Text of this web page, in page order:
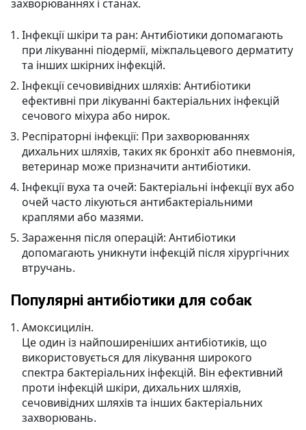
захворюваннях і станах.
Інфекції шкіри та ран: Антибіотики допомагають
при лікуванні піодермії, міжпальцевого дерматиту
та інших шкірних інфекцій.
Інфекції сечовивідних шляхів: Антибіотики
ефективні при лікуванні бактеріальних інфекцій
сечового міхура або нирок.
Респіраторні інфекції: При захворюваннях
дихальних шляхів, таких як бронхіт або пневмонія,
ветеринар може призначити антибіотики.
Інфекції вуха та очей: Бактеріальні інфекції вух або
очей часто лікуються антибактеріальними
краплями або мазями.
Зараження після операцій: Антибіотики
допомагають уникнути інфекцій після хірургічних
втручань.
Популярні антибіотики для собак
Амоксицилін.
Це один із найпоширеніших антибіотиків, що
використовується для лікування широкого
спектра бактеріальних інфекцій. Він ефективний
проти інфекцій шкіри, дихальних шляхів,
сечовивідних шляхів та інших бактеріальних
захворювань.